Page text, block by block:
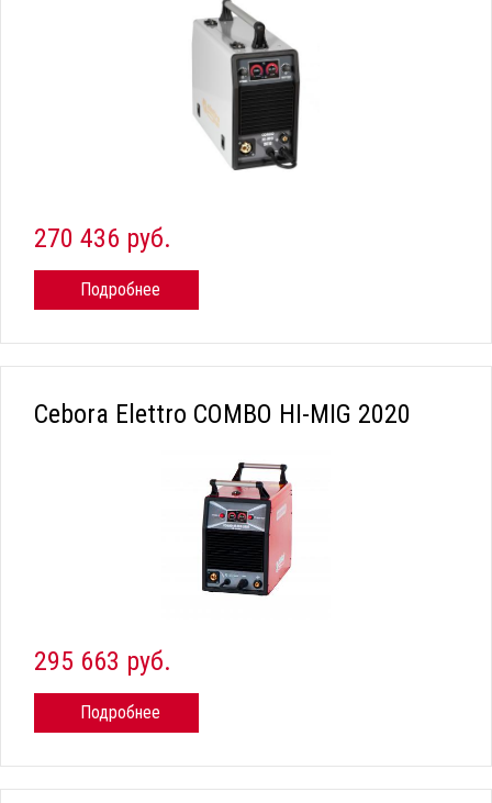
270 436 руб.
Подробнее
Cebora Elettro COMBO HI-MIG 2020
295 663 руб.
Подробнее